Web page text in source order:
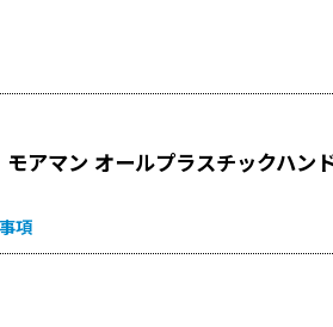
モアマン オールプラスチックハン
項